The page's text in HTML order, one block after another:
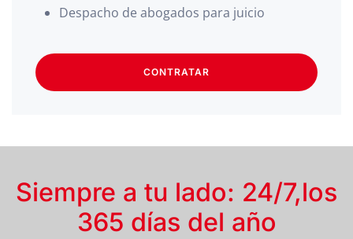
Despacho de abogados para juicio
CONTRATAR
Siempre a tu lado: 24/7,los
365 días del año